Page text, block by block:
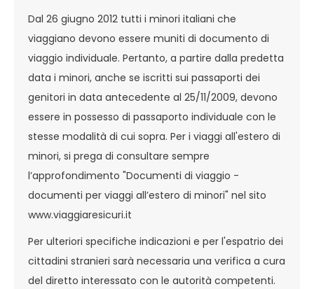
Dal 26 giugno 2012 tutti i minori italiani che
viaggiano devono essere muniti di documento di
viaggio individuale. Pertanto, a partire dalla predetta
data i minori, anche se iscritti sui passaporti dei
genitori in data antecedente al 25/11/2009, devono
essere in possesso di passaporto individuale con le
stesse modalità di cui sopra. Per i viaggi all'estero di
minori, si prega di consultare sempre
l’approfondimento "Documenti di viaggio -
documenti per viaggi all’estero di minori" nel sito
www.viaggiaresicuri.it
Per ulteriori specifiche indicazioni e per l'espatrio dei
cittadini stranieri sarà necessaria una verifica a cura
del diretto interessato con le autorità competenti.